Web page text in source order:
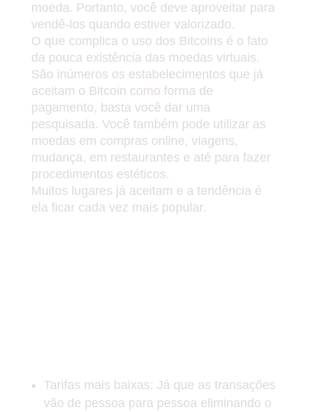
moeda. Portanto, você deve aproveitar para
vendê-los quando estiver valorizado.
O que complica o uso dos Bitcoins é o fato
da pouca existência das moedas virtuais.
São inúmeros os estabelecimentos que já
aceitam o Bitcoin como forma de
pagamento, basta você dar uma
pesquisada. Você também pode utilizar as
moedas em compras online, viagens,
mudança, em restaurantes e até para fazer
procedimentos estéticos.
Muitos lugares já aceitam e a tendência é
ela ficar cada vez mais popular.
Tarifas mais baixas: Já que as transações
vão de pessoa para pessoa eliminando o